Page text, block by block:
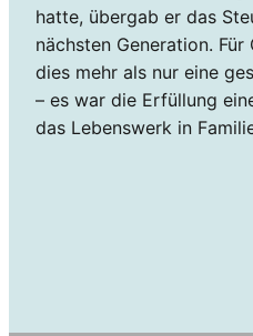
hatte, übergab er das
nächsten Generation.
dies mehr als nur eine
– es war die Erfüllung
das Lebenswerk in